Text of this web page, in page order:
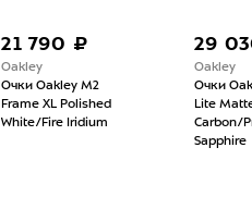
21 790 ₽
Oakley
Очки Oakley M2
Frame XL Polished
White/Fire Iridium
29
Oakley
Очки
Lite
Carbon/
Sapphire